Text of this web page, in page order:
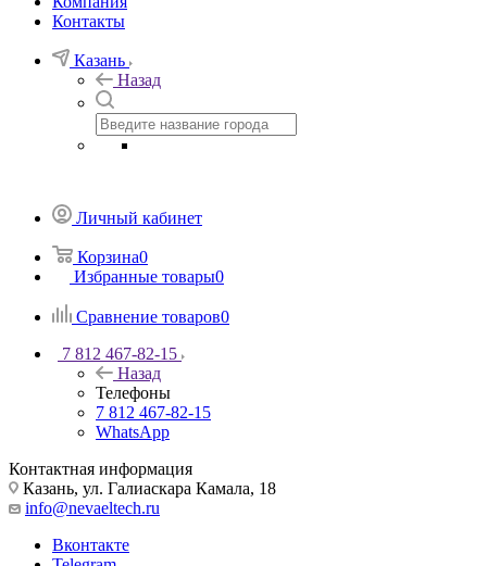
Контакты
Казань
Назад
Личный кабинет
Корзина0
Избранные товары0
Сравнение товаров0
7 812 467-82-15
Назад
Телефоны
7 812 467-82-15
WhatsApp
Контактная информация
Казань, ул. Галиаскара Камала, 18
info@nevaeltech.ru
Вконтакте